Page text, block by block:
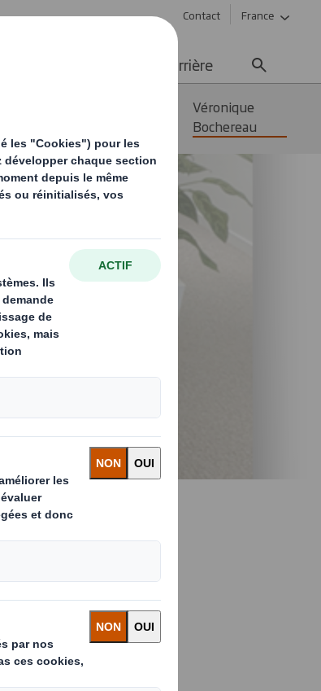
Contact France
Carrière
Véronique
Bochereau